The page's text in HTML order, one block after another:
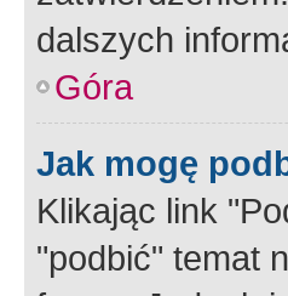
dalszych
Góra
Jak mogę
Klikając link
"podbić" temat